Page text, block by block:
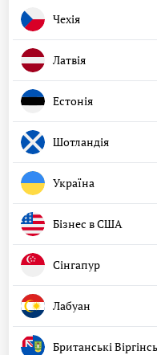
Чехія
Латвія
Естонія
Шотландія
Україна
Бізнес в США
Сінгапур
Лабуан
Британські